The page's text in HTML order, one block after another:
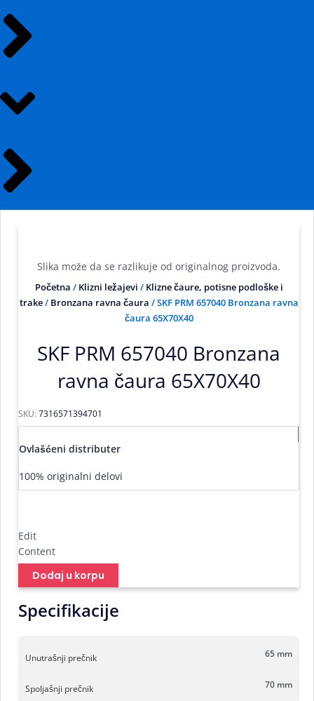
Slika može da se razlikuje od originalnog proizvoda.
Početna / Klizni ležajevi / Klizne čaure, potisne podloške i
trake/ Bronzana ravna čaura / SKF PRM 657040 Bronzana ravna
čaura 65X70X40
SKF PRM 657040 Bronzana
ravna čaura 65X70X40
SKU: 7316571394701
Ovlašćeni distributer
100% originalni delovi
Edit
Content
Dodaj u korpu
Specifikacije
Unutrašnji prečnik 65 mm
Spoljašnji prečnik 70 mm